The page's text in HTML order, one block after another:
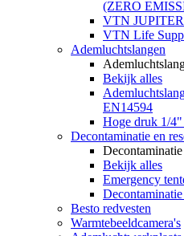
(ZERO
VTN
VTN Life
Ademluchtslangen
Bekijk alles
EN14594
Hoge druk 1/4"
Decontaminatie en
Decontaminatie
Bekijk alles
Emergency
Besto redvesten
Warmtebeeldcamera's